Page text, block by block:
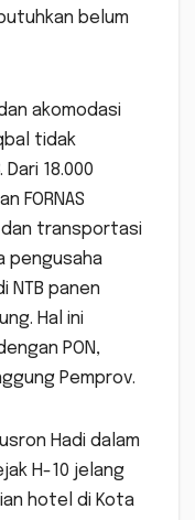
belum
akomodasi
tidak
18.000
FORNAS
dan transportasi
pengusaha
panen
Hal ini
PON,
Pemprov.
Hadi dalam
H-10 jelang
hotel di Kota